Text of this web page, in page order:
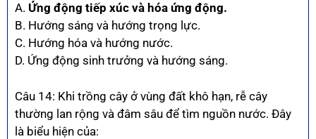
A. Ứng động tiếp xúc và hóa ứng động.
B. Hướng sáng và hướng trọng lực.
C. Hướng hóa và hướng nước.
D. Ứng động sinh trưởng và hướng sáng.
Câu 14: Khi trồng cây ở vùng đất khô hạn, rễ cây
thường lan rộng và đâm sâu để tìm nguồn nước. Đây
là biểu hiện của: